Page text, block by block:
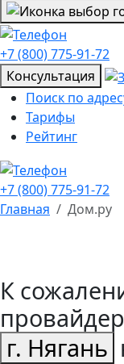
+7 (800) 775-91-72
Консультация
Поиск по
Тарифы
Рейтинг
+7 (800) 775-91-72
Главная
Дом.ру
К
г. Нягань